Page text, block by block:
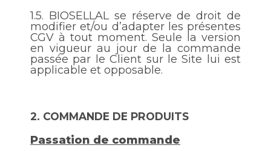
1.5. BIOSELLAL se réserve de droit de
modifier et/ou d’adapter les présentes
CGV à tout moment. Seule la version
en vigueur au jour de la commande
passée par le Client sur le Site lui est
applicable et opposable.
2. COMMANDE DE PRODUITS
Passation de commande